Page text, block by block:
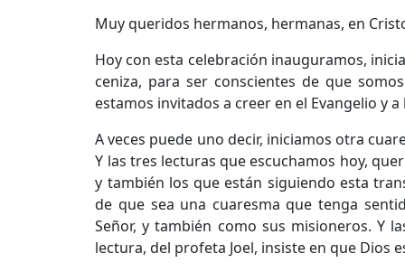
Muy queridos hermanos, hermanas, en
Hoy con esta celebración inauguramos,
ceniza, para ser conscientes de que
estamos invitados a creer en el Evangelio y
A veces puede uno decir, iniciamos otra
Y las tres lecturas que escuchamos hoy,
y también los que están siguiendo esta
de que sea una cuaresma que tenga
Señor, y también como sus misioneros. Y
lectura, del profeta Joel, insiste en que Dios